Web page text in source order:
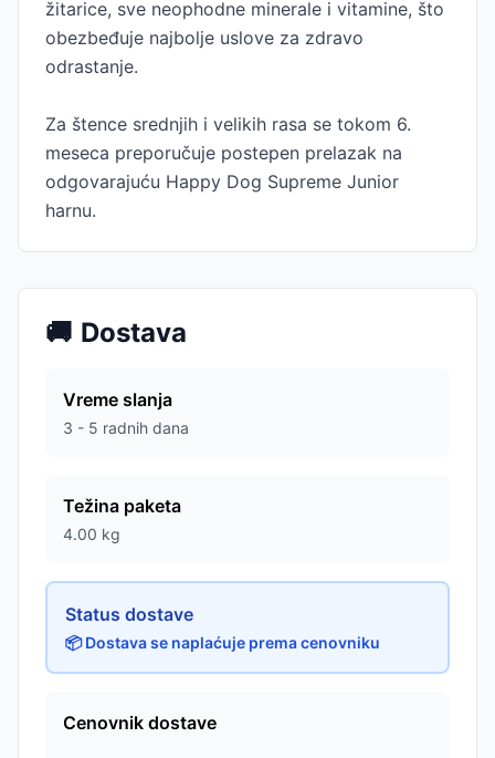
žitarice, sve neophodne minerale i vitamine, što
obezbeđuje najbolje uslove za zdravo
odrastanje.
Za štence srednjih i velikih rasa se tokom 6.
meseca preporučuje postepen prelazak na
odgovarajuću Happy Dog Supreme Junior
harnu.
🚚 Dostava
Vreme slanja
3 - 5 radnih dana
Težina paketa
4.00 kg
Status dostave
📦 Dostava se naplaćuje prema cenovniku
Cenovnik dostave